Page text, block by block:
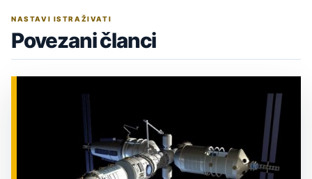
NASTAVI ISTRAŽIVATI
Povezani članci